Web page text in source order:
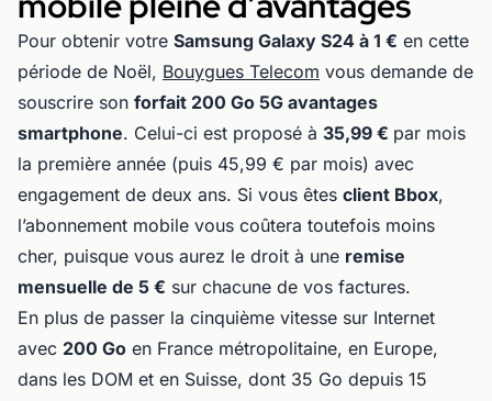
Pour obtenir votre Samsung Galaxy S24 à 1 € en cette
période de Noël, Bouygues Telecom vous demande de
souscrire son forfait 200 Go 5G avantages
smartphone. Celui-ci est proposé à 35,99 € par mois
la première année (puis 45,99 € par mois) avec
engagement de deux ans. Si vous êtes client Bbox,
l’abonnement mobile vous coûtera toutefois moins
cher, puisque vous aurez le droit à une remise
mensuelle de 5 € sur chacune de vos factures.
En plus de passer la cinquième vitesse sur Internet
avec 200 Go en France métropolitaine, en Europe,
dans les DOM et en Suisse, dont 35 Go depuis 15